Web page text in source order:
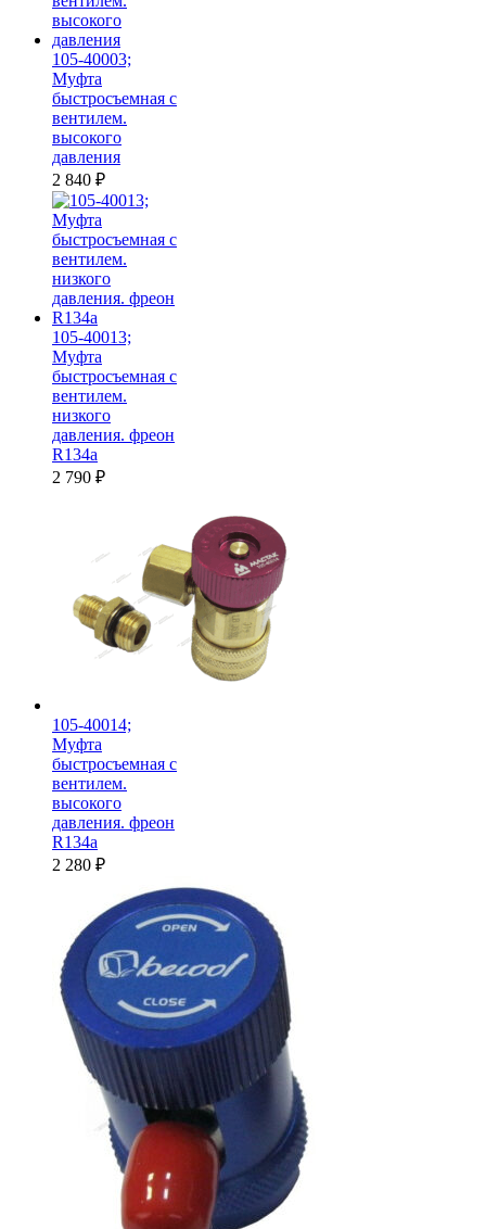
105-40003;
Муфта
быстросъемная с
вентилем.
высокого
давления
2 840 ₽
105-40013;
Муфта
быстросъемная с
вентилем.
низкого
давления. фреон
R134a
2 790 ₽
105-40014;
Муфта
быстросъемная с
вентилем.
высокого
давления. фреон
R134a
2 280 ₽